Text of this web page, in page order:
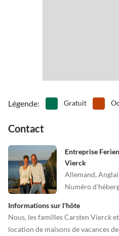
Légende: Gratuit
Contact
Entreprise
Vierck
Allemand,
Numéro
Informations sur l'hôte
Nous, les familles Carsten Vierck
location de maisons de vacances